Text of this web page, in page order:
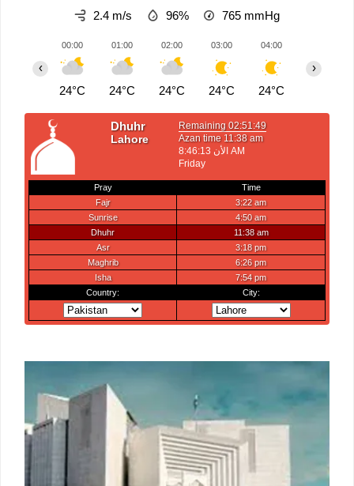
2.4 m/s 96% 765 mmHg
00:00
24°C
01:00
24°C
02:00
24°C
03:00
24°C
04:00
24°C
‹ ›